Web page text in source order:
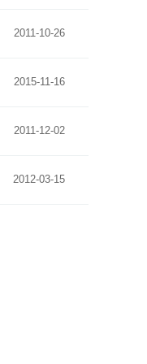
2011-10-26
2015-11-16
2011-12-02
2012-03-15